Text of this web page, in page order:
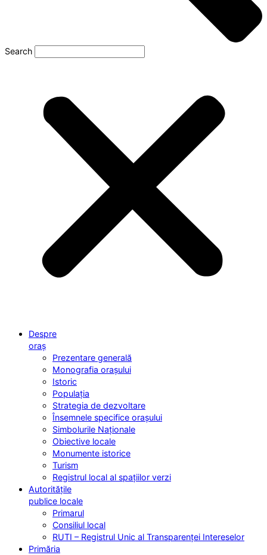
Search
Despre
oraș
Prezentare generală
Monografia orașului
Istoric
Populația
Strategia de dezvoltare
Însemnele specifice orașului
Simbolurile Naționale
Obiective locale
Monumente istorice
Turism
Registrul local al spațiilor verzi
Autoritățile
publice locale
Primarul
Consiliul local
RUTI – Registrul Unic al Transparenței Intereselor
Primăria